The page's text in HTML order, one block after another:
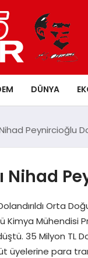
DÜNYA
Peynircioğlu
Orta
Kimya Mühendisi
35 Milyon TL
para